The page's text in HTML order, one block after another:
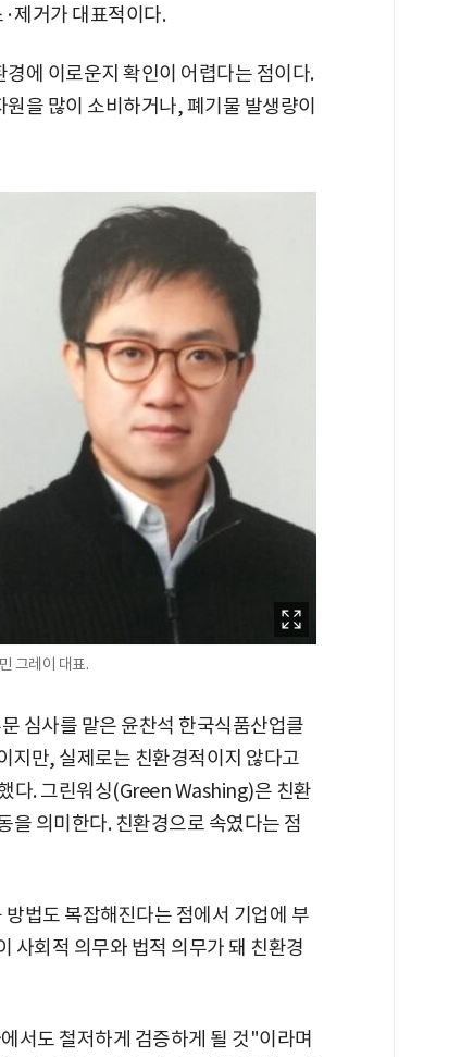
제거가 대표적이다.
에 이로운지 확인이 어렵다는 점이다.
을 많이 소비하거나, 폐기물 발생량이
그레이 대표.
심사를 맡은 윤찬석 한국식품산업클
지만, 실제로는 친환경적이지 않다고
다. 그린워싱(Green Washing)은 친환
을 의미한다. 친환경으로 속였다는 점
법도 복잡해진다는 점에서 기업에 부
사회적 의무와 법적 의무가 돼 친환경
서도 철저하게 검증하게 될 것"이라며